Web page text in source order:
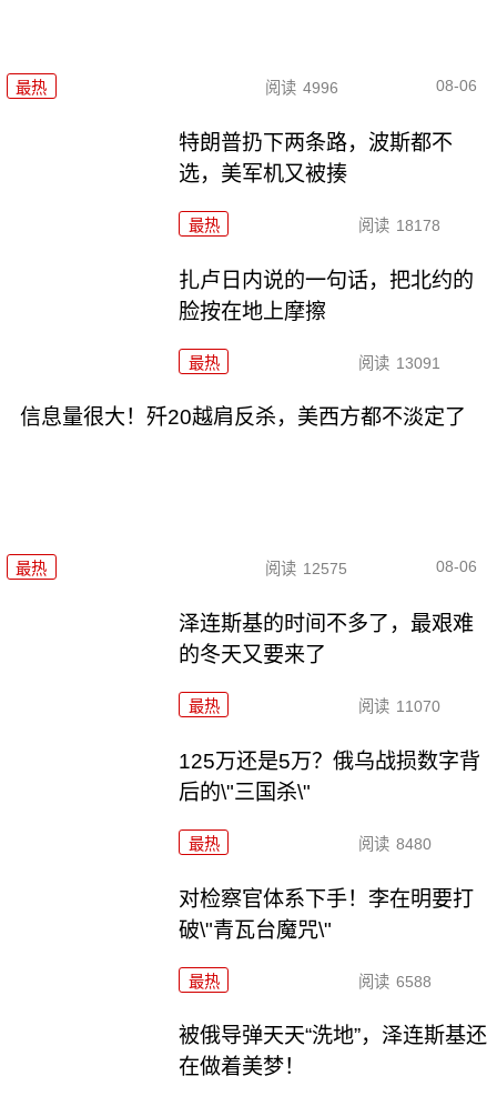
最热 阅读 4996 08-06
特朗普扔下两条路，波斯都不
选，美军机又被揍
最热 阅读 18178
扎卢日内说的一句话，把北约的
脸按在地上摩擦
最热 阅读 13091
信息量很大！歼20越肩反杀，美西方都不淡定了
最热 阅读 12575 08-06
泽连斯基的时间不多了，最艰难
的冬天又要来了
最热 阅读 11070
125万还是5万？俄乌战损数字背
后的\"三国杀\"
最热 阅读 8480
对检察官体系下手！李在明要打
破\"青瓦台魔咒\"
最热 阅读 6588
被俄导弹天天“洗地”，泽连斯基还
在做着美梦！